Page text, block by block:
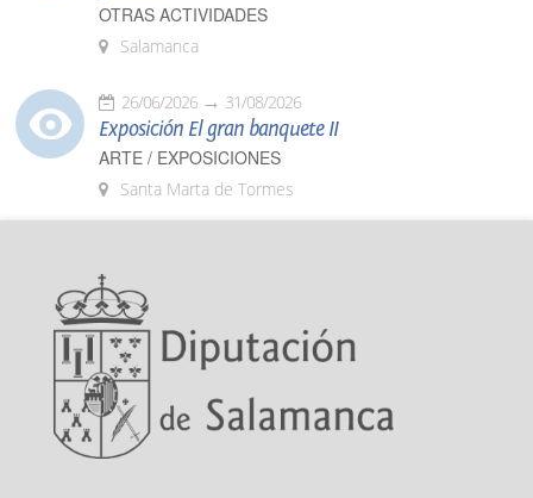
OTRAS ACTIVIDADES
Salamanca
26/06/2026 31/08/2026
Exposición El gran banquete II
ARTE / EXPOSICIONES
Santa Marta de Tormes